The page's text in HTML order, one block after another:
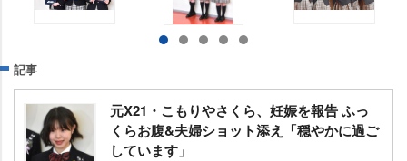
記事
元X21・こもりやさくら、妊娠を報告 ふっ
くらお腹&夫婦ショット添え「穏やかに過ご
しています」